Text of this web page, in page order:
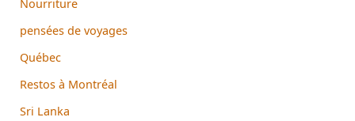
Nourriture
pensées de voyages
Québec
Restos à Montréal
Sri Lanka